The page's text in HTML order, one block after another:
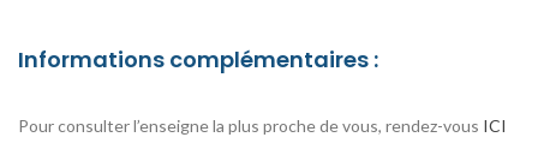
Informations complémentaires :
Pour consulter l’enseigne la plus proche de vous, rendez-vous ICI